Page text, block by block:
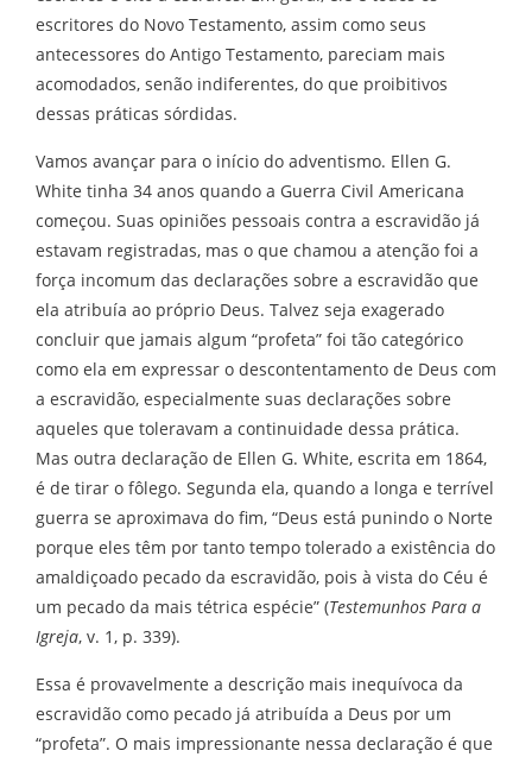
escritores do Novo Testamento, assim como seus
antecessores do Antigo Testamento, pareciam mais
acomodados, senão indiferentes, do que proibitivos
dessas práticas sórdidas.
Vamos avançar para o início do adventismo. Ellen G.
White tinha 34 anos quando a Guerra Civil Americana
começou. Suas opiniões pessoais contra a escravidão já
estavam registradas, mas o que chamou a atenção foi a
força incomum das declarações sobre a escravidão que
ela atribuía ao próprio Deus. Talvez seja exagerado
concluir que jamais algum “profeta” foi tão categórico
como ela em expressar o descontentamento de Deus com
a escravidão, especialmente suas declarações sobre
aqueles que toleravam a continuidade dessa prática.
Mas outra declaração de Ellen G. White, escrita em 1864,
é de tirar o fôlego. Segunda ela, quando a longa e terrível
guerra se aproximava do fim, “Deus está punindo o Norte
porque eles têm por tanto tempo tolerado a existência do
amaldiçoado pecado da escravidão, pois à vista do Céu é
um pecado da mais tétrica espécie” (Testemunhos Para a
Igreja, v. 1, p. 339).
Essa é provavelmente a descrição mais inequívoca da
escravidão como pecado já atribuída a Deus por um
“profeta”. O mais impressionante nessa declaração é que